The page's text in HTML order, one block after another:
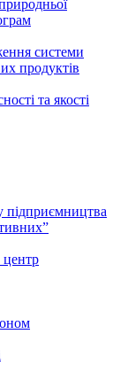
системи
продуктів
та якості
підприємництва
центр